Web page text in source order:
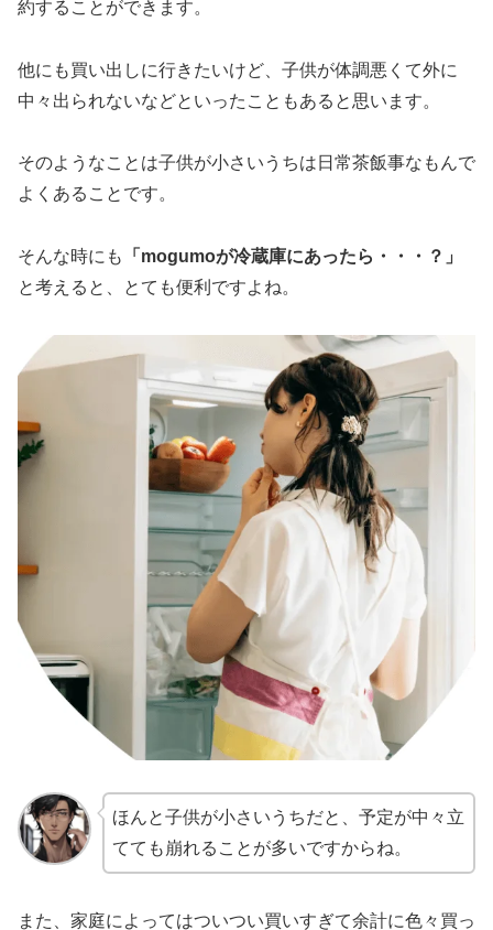
約することができます。
他にも買い出しに行きたいけど、子供が体調悪くて外に
中々出られないなどといったこともあると思います。
そのようなことは子供が小さいうちは日常茶飯事なもんで
よくあることです。
そんな時にも
「mogumoが冷蔵庫にあったら・・・？」
と考えると、とても便利ですよね。
ほんと子供が小さいうちだと、予定が中々立
てても崩れることが多いですからね。
また、家庭によってはついつい買いすぎて余計に色々買っ